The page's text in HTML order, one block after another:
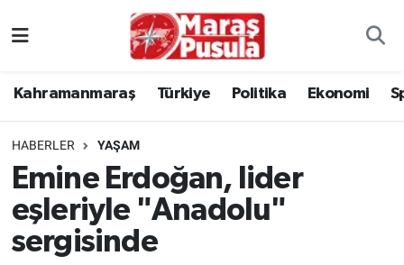
Kahramanmaraş Türkiye Politika Ekonomi
HABERLER YAŞAM
Emine Erdoğan, lider
eşleriyle "Anadolu"
sergisinde
Türkiye
Politika
Ekonomi
İstanbul Namaz Vakitleri
İstanbul Trafik Yoğunluk Haritası
Süper Lig Puan Durumu ve Fikstür